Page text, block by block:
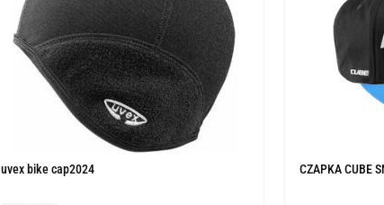
uvex bike cap2024 CZAPKA CUBE